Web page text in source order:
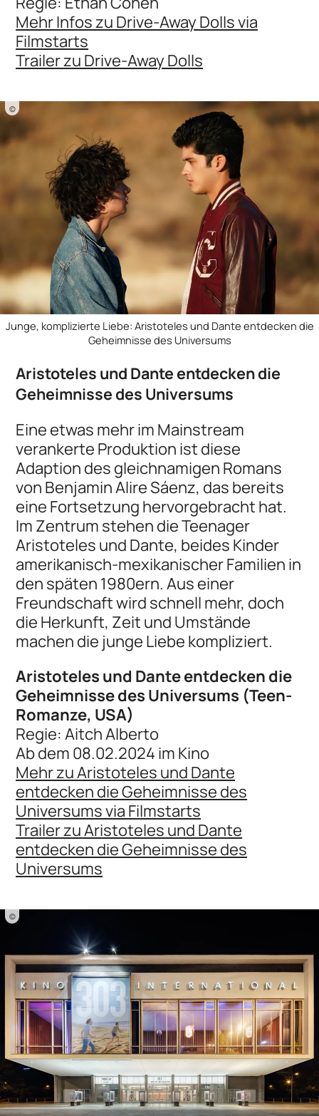
Mehr Infos zu Drive-Away Dolls via
Filmstarts
Trailer zu Drive-Away Dolls
©
Junge, komplizierte Liebe: Aristoteles und Dante entdecken die
Geheimnisse des Universums
Aristoteles und Dante entdecken die
Geheimnisse des Universums
Eine etwas mehr im Mainstream
verankerte Produktion ist diese
Adaption des gleichnamigen Romans
von Benjamin Alire Sáenz, das bereits
eine Fortsetzung hervorgebracht hat.
Im Zentrum stehen die Teenager
Aristoteles und Dante, beides Kinder
amerikanisch-mexikanischer Familien in
den späten 1980ern. Aus einer
Freundschaft wird schnell mehr, doch
die Herkunft, Zeit und Umstände
machen die junge Liebe kompliziert.
Aristoteles und Dante entdecken die
Geheimnisse des Universums (Teen-
Romanze, USA)
Regie: Aitch Alberto
Ab dem 08.02.2024 im Kino
Mehr zu Aristoteles und Dante
entdecken die Geheimnisse des
Universums via Filmstarts
Trailer zu Aristoteles und Dante
entdecken die Geheimnisse des
Universums
©